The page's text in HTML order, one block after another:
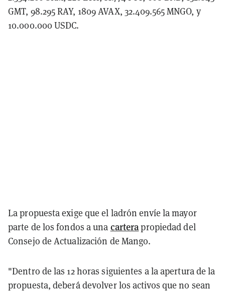
GMT, 98.295 RAY, 1809 AVAX, 32.409.565 MNGO, y
10.000.000 USDC.
La propuesta exige que el ladrón envíe la mayor
parte de los fondos a una carterapropiedad del
Consejo de Actualización de Mango.
"Dentro de las 12 horas siguientes a la apertura de la
propuesta, deberá devolver los activos que no sean